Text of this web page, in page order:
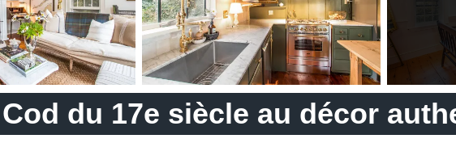
du 17e siècle au décor